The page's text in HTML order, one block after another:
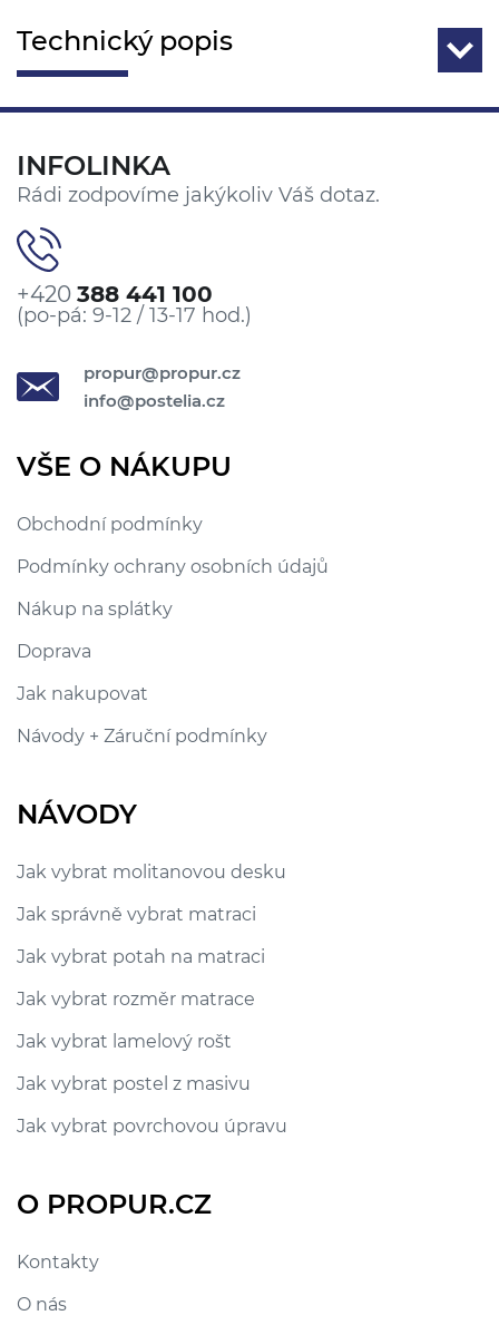
Technický popis
INFOLINKA
Rádi zodpovíme jakýkoliv Váš dotaz.
+420 388 441 100
(po-pá: 9-12 / 13-17 hod.)
propur@propur.cz
info@postelia.cz
VŠE O NÁKUPU
Obchodní podmínky
Podmínky ochrany osobních údajů
Nákup na splátky
Doprava
Jak nakupovat
Návody + Záruční podmínky
NÁVODY
Jak vybrat molitanovou desku
Jak správně vybrat matraci
Jak vybrat potah na matraci
Jak vybrat rozměr matrace
Jak vybrat lamelový rošt
Jak vybrat postel z masivu
Jak vybrat povrchovou úpravu
O PROPUR.CZ
Kontakty
O nás